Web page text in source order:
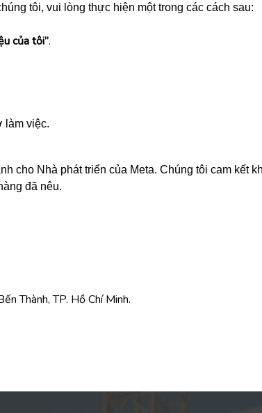
tôi, vui lòng thực hiện một trong các cách sau:
của tôi”.
làm việc.
cho Nhà phát triển của Meta. Chúng tôi cam kết
đã nêu.
Thành, TP. Hồ Chí Minh.